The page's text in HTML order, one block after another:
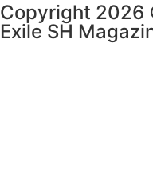
Copyright 2026
Exile SH